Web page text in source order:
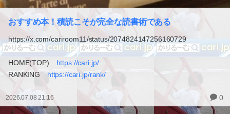
おすすめ本！積読こそが完全な読書術である
https://x.com/cariroom11/status/2074824147256160729
HOME(TOP) https://cari.jp/
RANKING https://cari.jp/rank/
2026.07.08 21:16 0